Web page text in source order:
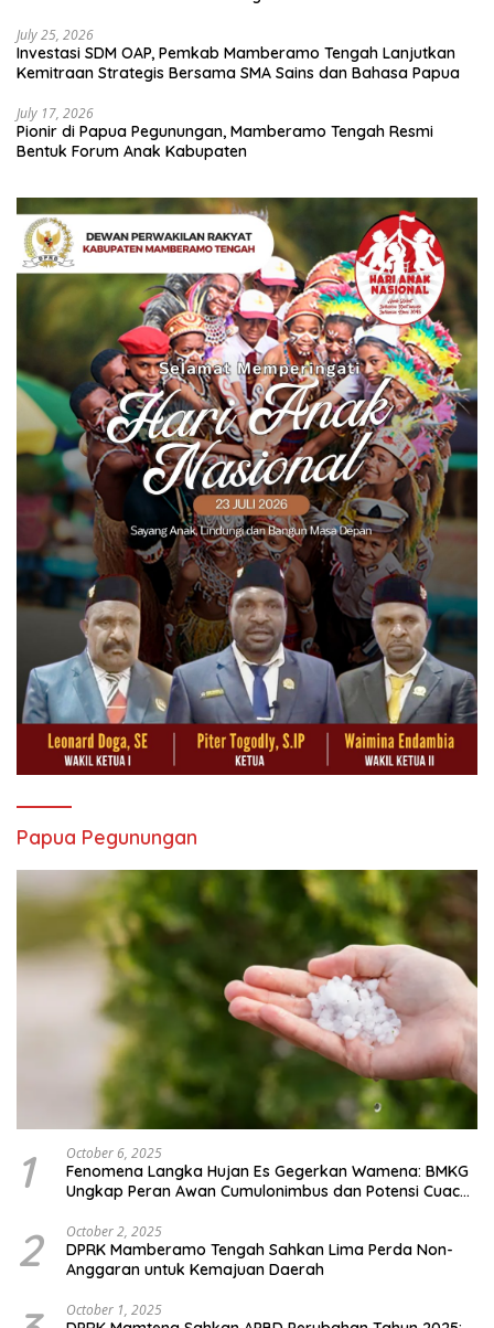
July 25, 2026
Investasi SDM OAP, Pemkab Mamberamo Tengah Lanjutkan
Kemitraan Strategis Bersama SMA Sains dan Bahasa Papua
July 17, 2026
Pionir di Papua Pegunungan, Mamberamo Tengah Resmi
Bentuk Forum Anak Kabupaten
Papua Pegunungan
1 October 6, 2025
Fenomena Langka Hujan Es Gegerkan Wamena: BMKG
Ungkap Peran Awan Cumulonimbus dan Potensi Cuaca
2 October 2, 2025
DPRK Mamberamo Tengah Sahkan Lima Perda Non-
Anggaran untuk Kemajuan Daerah
October 1, 2025